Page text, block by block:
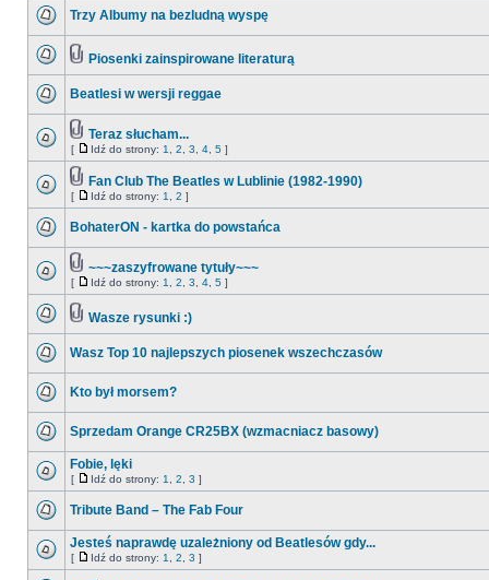
Trzy Albumy na bezludną wyspę
Piosenki zainspirowane literaturą
Beatlesi w wersji reggae
Teraz słucham...
[ Idź do strony: 1 2 3 4 5 ]
Fan Club The Beatles w Lublinie (1982-1990)
[ Idź do strony: 1 2 ]
BohaterON - kartka do powstańca
~~~zaszyfrowane tytuły~~~
[ Idź do strony: 1 2 3 4 5 ]
Wasze rysunki :)
Wasz Top 10 najlepszych piosenek wszechczasów
Kto był morsem?
Sprzedam Orange CR25BX (wzmacniacz basowy)
Fobie, lęki
[ Idź do strony: 1 2 3 ]
Tribute Band – The Fab Four
Jesteś naprawdę uzależniony od Beatlesów gdy...
[ Idź do strony: 1 2 3 ]